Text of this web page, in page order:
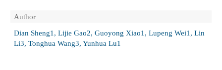
Author
Dian Sheng1, Lijie Gao2, Guoyong Xiao1, Lupeng Wei1, Lin
Li3, Tonghua Wang3, Yunhua Lu1